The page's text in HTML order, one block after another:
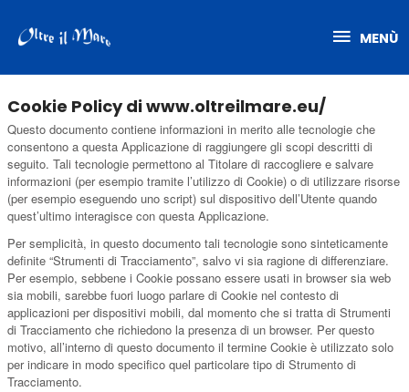
contenuto
Menù
MENÙ
Cookie Policy di www.oltreilmare.eu/
Questo documento contiene informazioni in merito alle tecnologie che
consentono a questa Applicazione di raggiungere gli scopi descritti di
seguito. Tali tecnologie permettono al Titolare di raccogliere e salvare
informazioni (per esempio tramite l’utilizzo di Cookie) o di utilizzare risorse
(per esempio eseguendo uno script) sul dispositivo dell’Utente quando
quest’ultimo interagisce con questa Applicazione.
Per semplicità, in questo documento tali tecnologie sono sinteticamente
definite “Strumenti di Tracciamento”, salvo vi sia ragione di differenziare.
Per esempio, sebbene i Cookie possano essere usati in browser sia web
sia mobili, sarebbe fuori luogo parlare di Cookie nel contesto di
applicazioni per dispositivi mobili, dal momento che si tratta di Strumenti
di Tracciamento che richiedono la presenza di un browser. Per questo
motivo, all’interno di questo documento il termine Cookie è utilizzato solo
per indicare in modo specifico quel particolare tipo di Strumento di
Tracciamento.